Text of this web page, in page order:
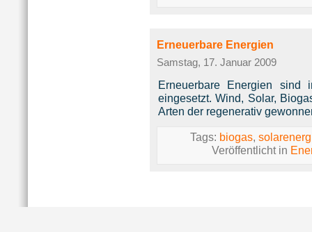
Erneuerbare Energien
Samstag, 17. Januar 2009
Erneuerbare Energien
eingesetzt. Wind, Solar,
Arten der regenerativ
Tags: biogas,
Veröffentlicht in